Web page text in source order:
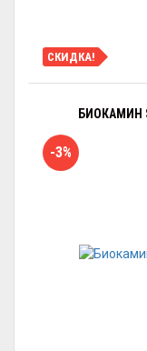
СКИДКА!
БИОКАМИН
-3%